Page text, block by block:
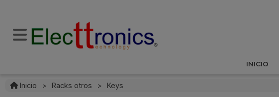
INICIO
Inicio > Racks otros > Keys